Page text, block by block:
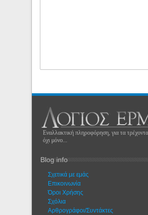
Εναλλακτική πληροφόρηση, για τα
όχι μόνο...
Blog info
Σχετικά με εμάς
Eπικοινωνία
Όροι Χρήσης
Σχόλια
Αρθρογράφοι/Συντάκτες